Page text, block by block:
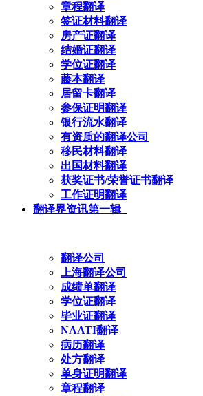
章程翻译
签证材料翻译
房产证翻译
结婚证翻译
学位证翻译
藤本翻译
居留卡翻译
参保证明翻译
银行流水翻译
有资质的翻译公司
移民材料翻译
出国材料翻译
获奖证书/荣誉证书翻译
工作证明翻译
翻译界资讯第一辑
翻译公司
上海翻译公司
成绩单翻译
学位证翻译
毕业证翻译
NAATI翻译
病历翻译
处方翻译
单身证明翻译
章程翻译